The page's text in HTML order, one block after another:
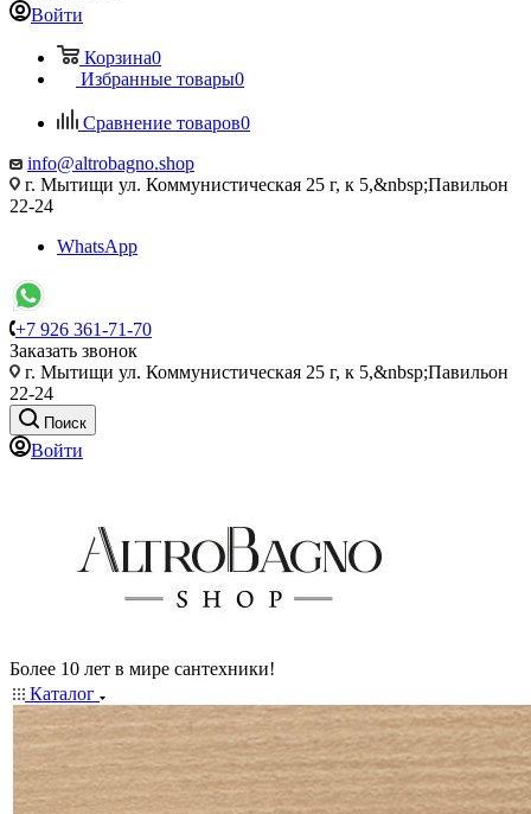
Войти
Корзина0
Избранные товары0
Сравнение товаров0
info@altrobagno.shop
г. Мытищи ул. Коммунистическая 25 г, к 5,&nbsp;Павильон
22-24
WhatsApp
+7 926 361-71-70
Заказать звонок
г. Мытищи ул. Коммунистическая 25 г, к 5,&nbsp;Павильон
22-24
Поиск
Войти
Более 10 лет в мире сантехники!
Каталог